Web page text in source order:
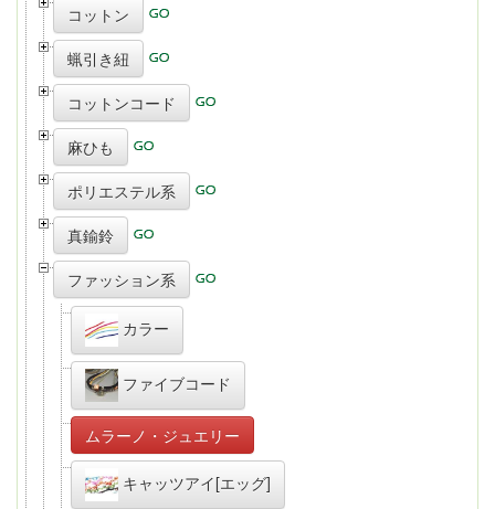
コットン
蝋引き紐
コットンコード
麻ひも
ポリエステル系
真鍮鈴
ファッション系
カラー
ファイブコード
ムラーノ・ジュエリー
キャッツアイ[エッグ]